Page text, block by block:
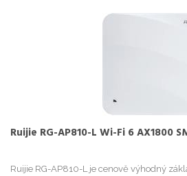
Ruijie RG-AP810-L Wi-Fi 6 AX1800
Ruijie RG-AP810-L je cenově výhodný